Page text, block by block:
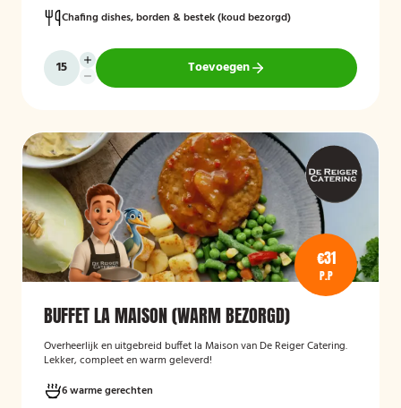
Chafing dishes, borden & bestek (koud bezorgd)
Toevoegen
€31
P.P
BUFFET LA MAISON (WARM BEZORGD)
Overheerlijk en uitgebreid buffet la Maison van De Reiger Catering.
Lekker, compleet en warm geleverd!
6 warme gerechten